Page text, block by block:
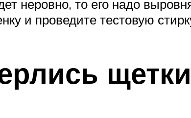
неровно, то его надо
и проведите тестовую
щетки